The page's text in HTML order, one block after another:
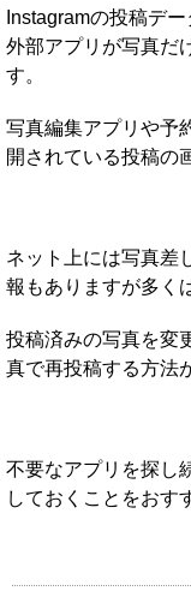
Instagramの投稿デ
外部アプリが写真だ
す。
写真編集アプリや予
開されている投稿の
ネット上には写真差
報もありますが多く
投稿済みの写真を変
真で再投稿する方法
不要なアプリを探し
しておくことをおす